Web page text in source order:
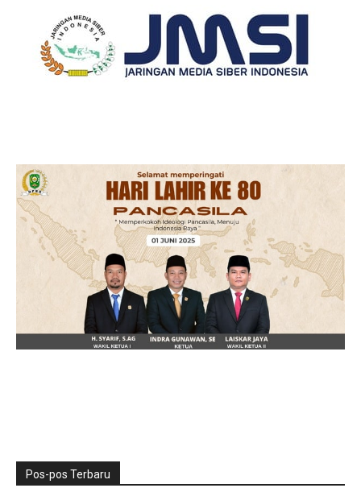
Pos-pos Terbaru